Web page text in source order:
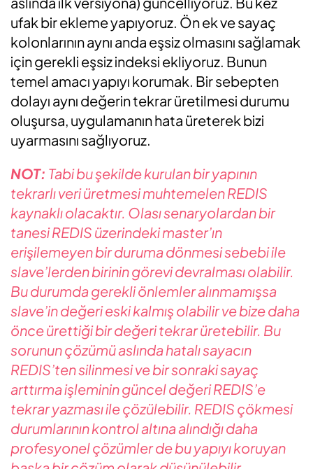
ufak bir ekleme yapıyoruz. Ön ek ve sayaç
kolonlarının aynı anda eşsiz olmasını sağlamak
için gerekli eşsiz indeksi ekliyoruz. Bunun
temel amacı yapıyı korumak. Bir sebepten
dolayı aynı değerin tekrar üretilmesi durumu
oluşursa, uygulamanın hata üreterek bizi
uyarmasını sağlıyoruz.
NOT: Tabi bu şekilde kurulan bir yapının
tekrarlı veri üretmesi muhtemelen REDIS
kaynaklı olacaktır. Olası senaryolardan bir
tanesi REDIS üzerindeki master’ın
erişilemeyen bir duruma dönmesi sebebi ile
slave’lerden birinin görevi devralması olabilir.
Bu durumda gerekli önlemler alınmamışsa
slave’in değeri eski kalmış olabilir ve bize daha
önce ürettiği bir değeri tekrar üretebilir. Bu
sorunun çözümü aslında hatalı sayacın
REDIS’ten silinmesi ve bir sonraki sayaç
arttırma işleminin güncel değeri REDIS’e
tekrar yazması ile çözülebilir. REDIS çökmesi
durumlarının kontrol altına alındığı daha
profesyonel çözümler de bu yapıyı koruyan